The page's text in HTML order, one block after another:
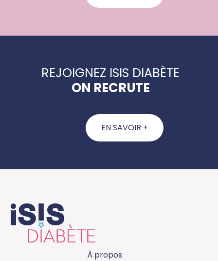
REJOIGNEZ ISIS DIABÈTE
ON RECRUTE
EN SAVOIR +
À propos